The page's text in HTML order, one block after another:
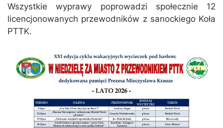
Wszystkie wyprawy poprowadzi społecznie 12
licencjonowanych przewodników z sanockiego Koła
PTTK.